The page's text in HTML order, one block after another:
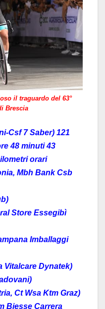
il traguardo del 63°
Brescia
Csf 7 Saber) 121
48 minuti 43
orari
Mbh Bank Csb
Store Essegibì
Imballaggi
Vitalcare Dynatek)
Ct Wsa Ktm Graz)
Biesse Carrera